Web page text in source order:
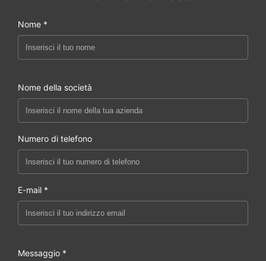
Nome *
Nome della società
Numero di telefono
E-mail *
Messaggio *